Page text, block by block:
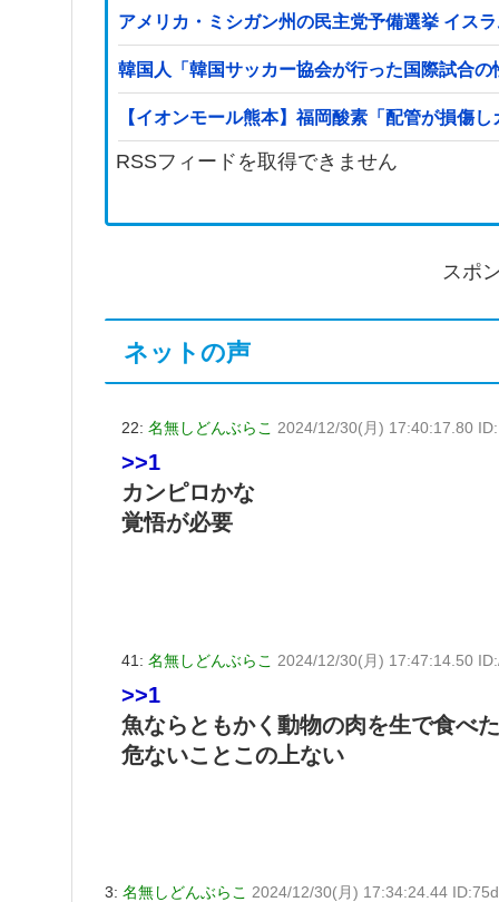
アメリカ・ミシガン州の民主党予備選挙 イス
韓国人「韓国サッカー協会が行った国際試合
【イオンモール熊本】福岡酸素「配管が損傷
RSSフィードを取得できません
スポ
ネットの声
22: 名無しどんぶらこ 2024/12/30(月) 17:40:17.80
>>1
カンピロかな
覚悟が必要
41: 名無しどんぶらこ 2024/12/30(月) 17:47:14.50
>>1
魚ならともかく動物の肉を生で食べ
危ないことこの上ない
3: 名無しどんぶらこ 2024/12/30(月) 17:34:24.44